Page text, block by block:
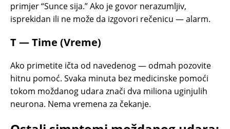
primjer “Sunce sija.” Ako je govor nerazumljiv,
isprekidan ili ne može da izgovori rečenicu — alarm.
T — Time (Vreme)
Ako primetite ičta od navedenog — odmah pozovite
hitnu pomoć. Svaka minuta bez medicinske pomoći
tokom moždanog udara znači dva miliona uginjulih
neurona. Nema vremena za čekanje.